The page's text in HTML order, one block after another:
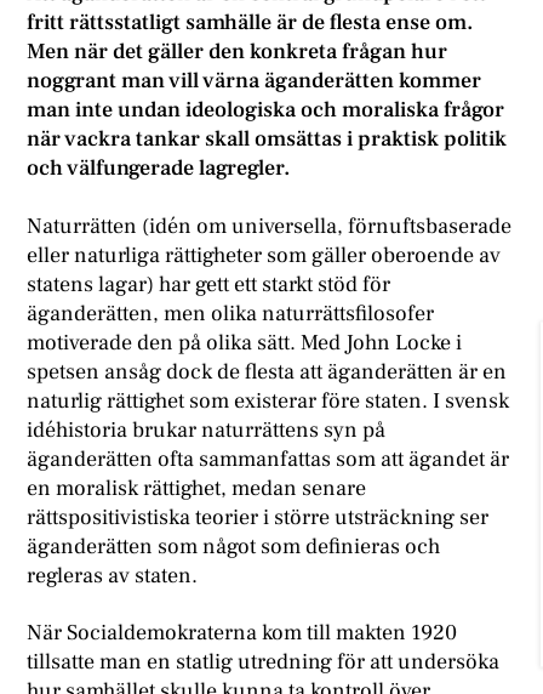
fritt rättsstatligt samhälle är de flesta ense om.
Men när det gäller den konkreta frågan hur
noggrant man vill värna äganderätten kommer
man inte undan ideologiska och moraliska frågor
när vackra tankar skall omsättas i praktisk politik
och välfungerade lagregler.
Naturrätten (idén om universella, förnuftsbaserade
eller naturliga rättigheter som gäller oberoende av
statens lagar) har gett ett starkt stöd för
äganderätten, men olika naturrättsfilosofer
motiverade den på olika sätt. Med John Locke i
spetsen ansåg dock de flesta att äganderätten är en
naturlig rättighet som existerar före staten. I svensk
idéhistoria brukar naturrättens syn på
äganderätten ofta sammanfattas som att ägandet är
en moralisk rättighet, medan senare
rättspositivistiska teorier i större utsträckning ser
äganderätten som något som definieras och
regleras av staten.
När Socialdemokraterna kom till makten 1920
tillsatte man en statlig utredning för att undersöka